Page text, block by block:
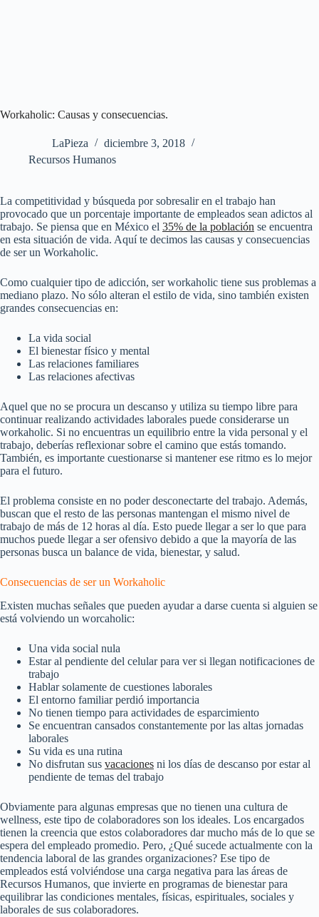
Workaholic: Causas y consecuencias.
LaPieza
diciembre 3, 2018
Recursos Humanos
La competitividad y búsqueda por sobresalir en el trabajo han
provocado que un porcentaje importante de empleados sean adictos al
trabajo. Se piensa que en México el 35% de la población se encuentra
en esta situación de vida. Aquí te decimos las causas y consecuencias
de ser un Workaholic.
Como cualquier tipo de adicción, ser workaholic tiene sus problemas a
mediano plazo. No sólo alteran el estilo de vida, sino también existen
grandes consecuencias en:
La vida social
El bienestar físico y mental
Las relaciones familiares
Las relaciones afectivas
Aquel que no se procura un descanso y utiliza su tiempo libre para
continuar realizando actividades laborales puede considerarse un
workaholic. Si no encuentras un equilibrio entre la vida personal y el
trabajo, deberías reflexionar sobre el camino que estás tomando.
También, es importante cuestionarse si mantener ese ritmo es lo mejor
para el futuro.
El problema consiste en no poder desconectarte del trabajo. Además,
buscan que el resto de las personas mantengan el mismo nivel de
trabajo de más de 12 horas al día. Esto puede llegar a ser lo que para
muchos puede llegar a ser ofensivo debido a que la mayoría de las
personas busca un balance de vida, bienestar, y salud.
Consecuencias de ser un Workaholic
Existen muchas señales que pueden ayudar a darse cuenta si alguien se
está volviendo un worcaholic:
Una vida social nula
Estar al pendiente del celular para ver si llegan notificaciones de
trabajo
Hablar solamente de cuestiones laborales
El entorno familiar perdió importancia
No tienen tiempo para actividades de esparcimiento
Se encuentran cansados constantemente por las altas jornadas
laborales
Su vida es una rutina
No disfrutan sus vacaciones ni los días de descanso por estar al
pendiente de temas del trabajo
Obviamente para algunas empresas que no tienen una cultura de
wellness, este tipo de colaboradores son los ideales. Los encargados
tienen la creencia que estos colaboradores dar mucho más de lo que se
espera del empleado promedio. Pero, ¿Qué sucede actualmente con la
tendencia laboral de las grandes organizaciones? Ese tipo de
empleados está volviéndose una carga negativa para las áreas de
Recursos Humanos, que invierte en programas de bienestar para
equilibrar las condiciones mentales, físicas, espirituales, sociales y
laborales de sus colaboradores.